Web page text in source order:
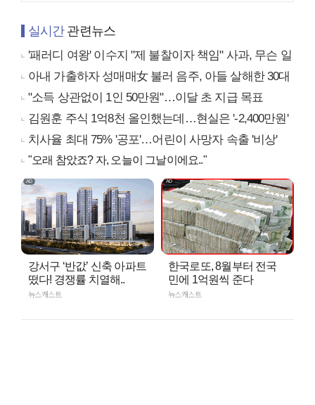
실시간관련뉴스
'패러디 여왕' 이수지 "제 불찰이자 책임" 사과, 무슨 일
아내 가출하자 성매매女 불러 음주, 아들 살해한 30대
"소득 상관없이 1인 50만원"…이달 초 지급 목표
김원훈 주식 1억8천 올인했는데…현실은 '-2,400만원'
치사율 최대 75% '공포'…어린이 사망자 속출 '비상'
"오래 참았죠? 자, 오늘이 그날이에요.."
강서구 ‘반값’ 신축 아파트
떴다! 경쟁률 치열해..
뉴스캐스트
한국로또, 8월부터 전국
민에 1억원씩 준다
뉴스캐스트